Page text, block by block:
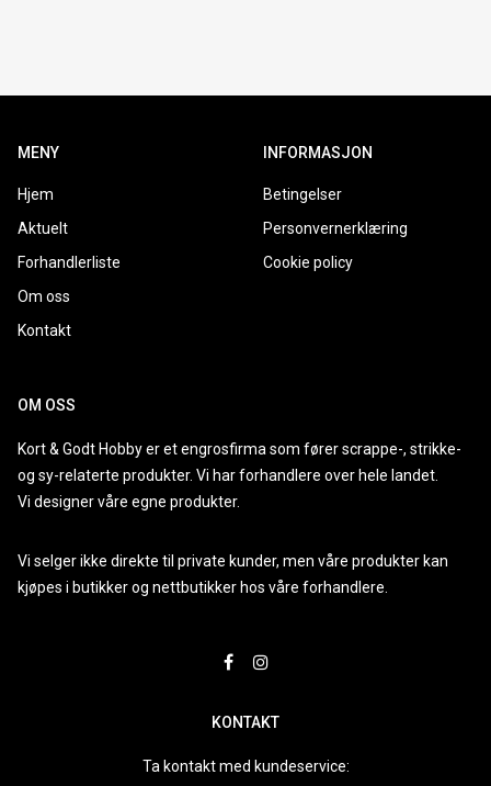
MENY
Hjem
Aktuelt
Forhandlerliste
Om oss
Kontakt
INFORMASJON
Betingelser
Personvernerklæring
Cookie policy
OM OSS
Kort & Godt Hobby er et engrosfirma som fører scrappe-, strikke-
og sy-relaterte produkter. Vi har forhandlere over hele landet.
Vi designer våre egne produkter.
Vi selger ikke direkte til private kunder, men våre produkter kan
kjøpes i butikker og nettbutikker hos våre forhandlere.
KONTAKT
Ta kontakt med kundeservice: